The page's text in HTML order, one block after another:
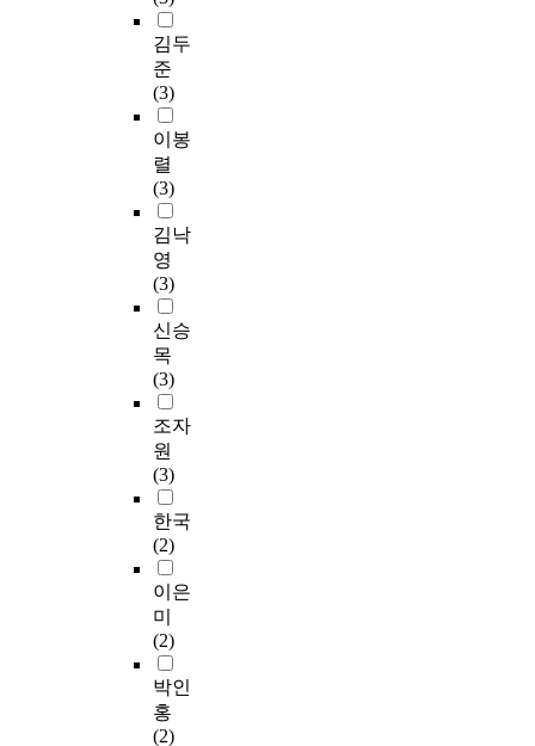
김두
준
(3)
이봉
렬
(3)
김낙
영
(3)
신승
목
(3)
조자
원
(3)
한국
(2)
이은
미
(2)
박인
홍
(2)